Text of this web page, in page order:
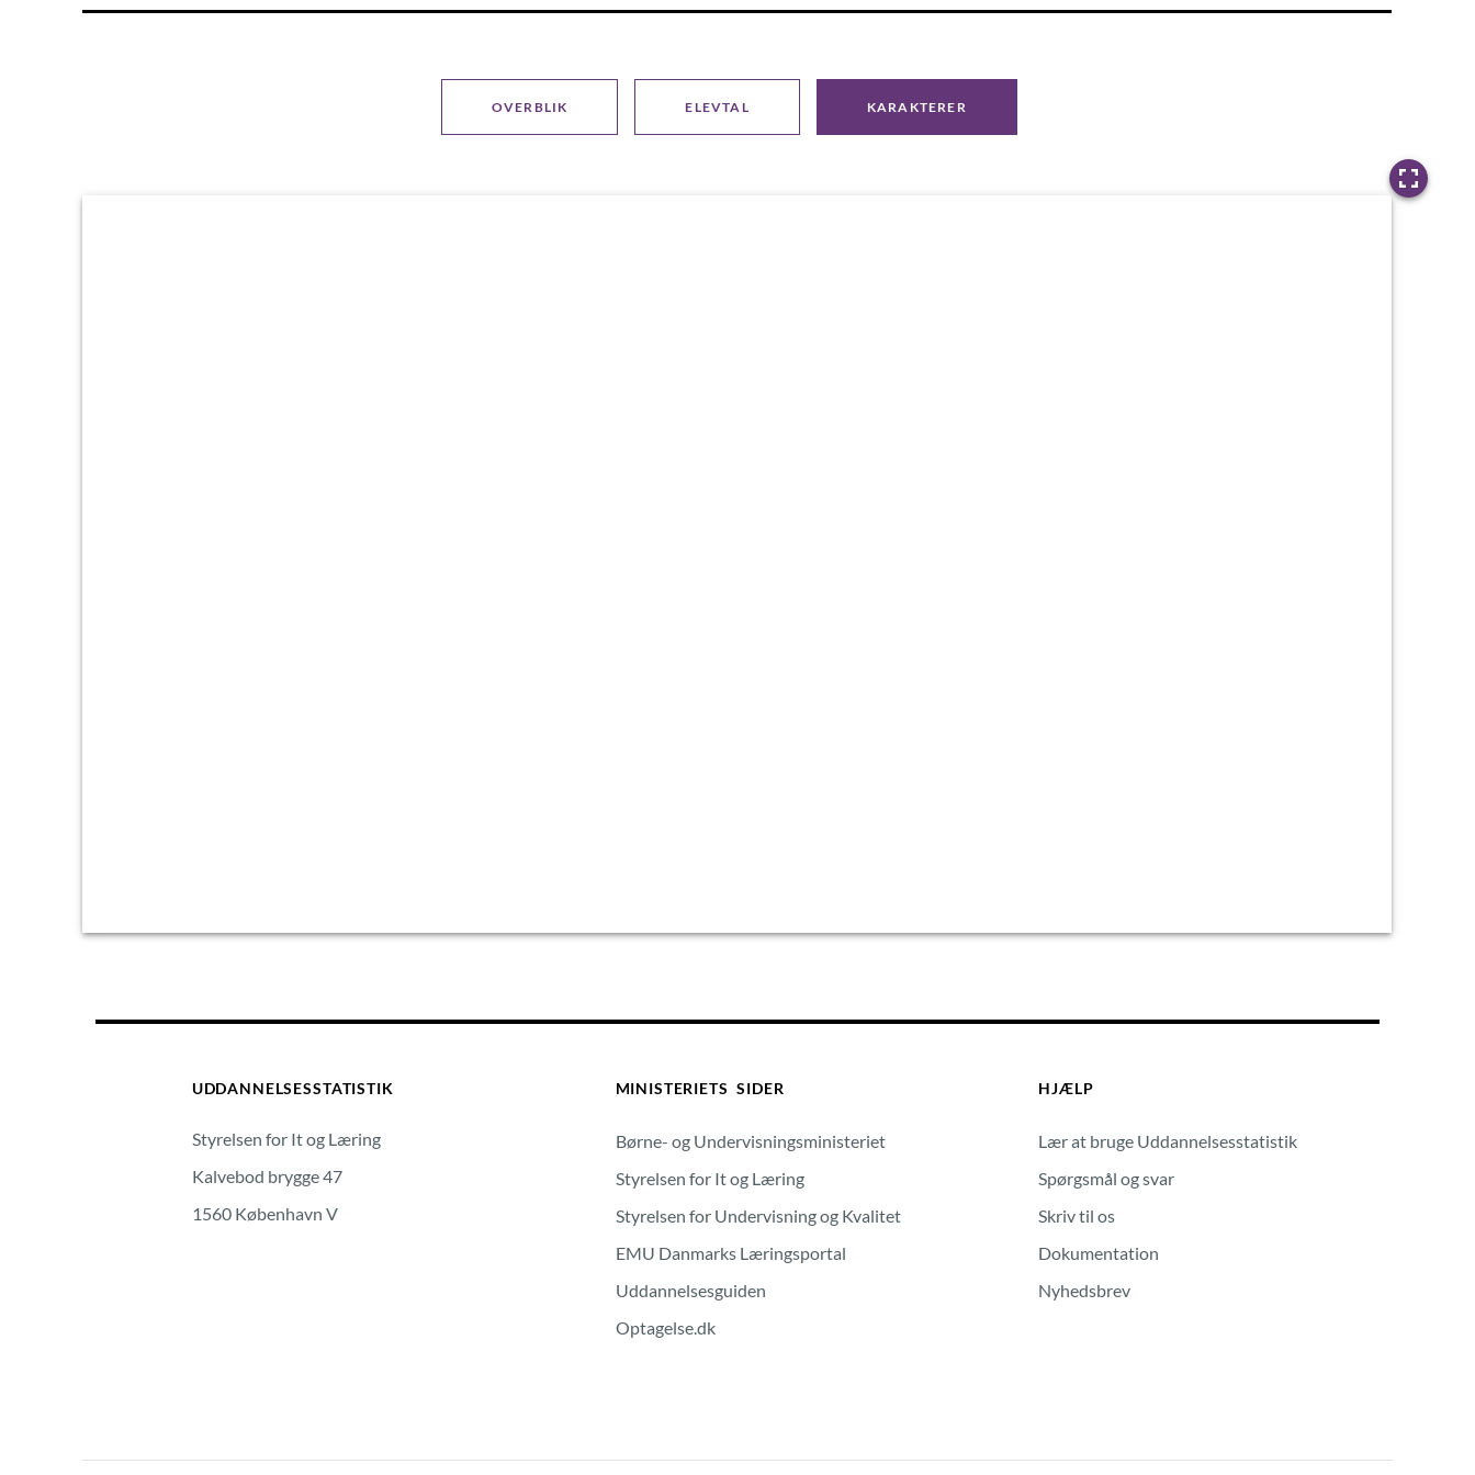
OVERBLIK ELEVTAL KARAKTERER
UDDANNELSESSTATISTIK
Styrelsen for It og Læring
Kalvebod brygge 47
1560 København V
MINISTERIETS SIDER
Børne- og Undervisningsministeriet
Styrelsen for It og Læring
Styrelsen for Undervisning og Kvalitet
EMU Danmarks Læringsportal
Uddannelsesguiden
Optagelse.dk
HJÆLP
Lær at bruge Uddannelsesstatistik
Spørgsmål og svar
Skriv til os
Dokumentation
Nyhedsbrev